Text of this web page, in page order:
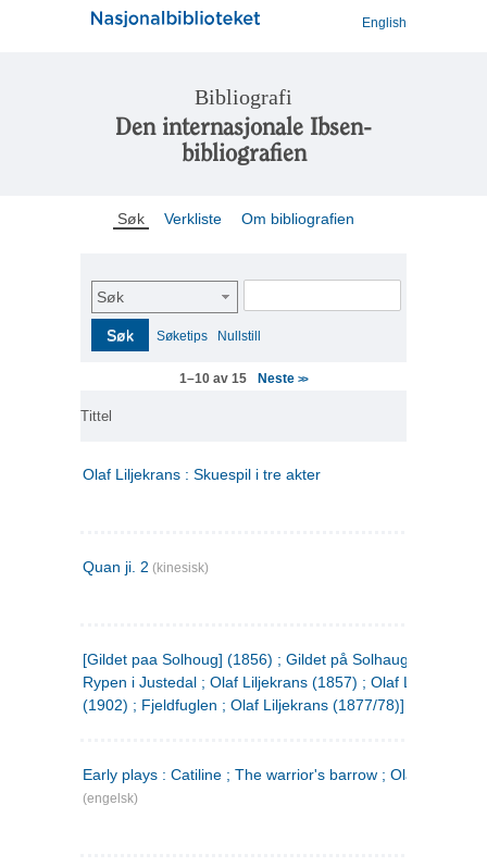
English
Bibliografi
Den internasjonale Ibsen-
bibliografien
Søk Verkliste Om bibliografien
Søk
Søk Søketips Nullstill
1–10 av 15 Neste>>
Tittel
Olaf Liljekrans : Skuespil i tre akter
Quan ji. 2 (kinesisk)
[Gildet paa Solhoug] (1856) ; Gildet på Solhaug (1883) ;
Rypen i Justedal ; Olaf Liljekrans (1857) ; Olaf Liljekrans
(1902) ; Fjeldfuglen ; Olaf Liljekrans (1877/78)]
Early plays : Catiline ; The warrior's barrow ; Olaf Liljekrans
(engelsk)